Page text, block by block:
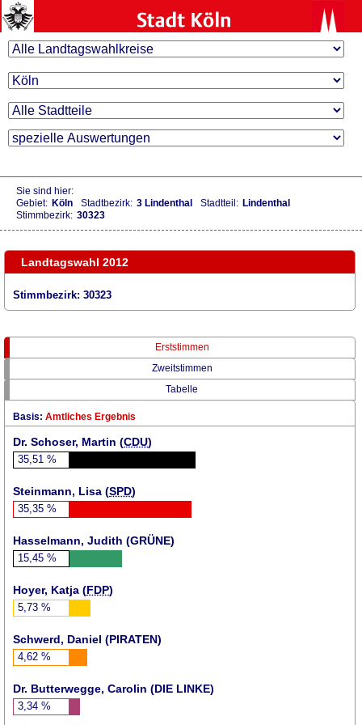
Sie sind hier:
Gebiet: Köln Stadtbezirk: 3 Lindenthal Stadtteil: Lindenthal
Stimmbezirk: 30323
Landtagswahl 2012
Stimmbezirk: 30323
Erststimmen
Zweitstimmen
Tabelle
Basis: Amtliches Ergebnis
Dr. Schoser, Martin (CDU)
35,51 %
Steinmann, Lisa (SPD)
35,35 %
Hasselmann, Judith (GRÜNE)
15,45 %
Hoyer, Katja (FDP)
5,73 %
Schwerd, Daniel (PIRATEN)
4,62 %
Dr. Butterwegge, Carolin (DIE LINKE)
3,34 %